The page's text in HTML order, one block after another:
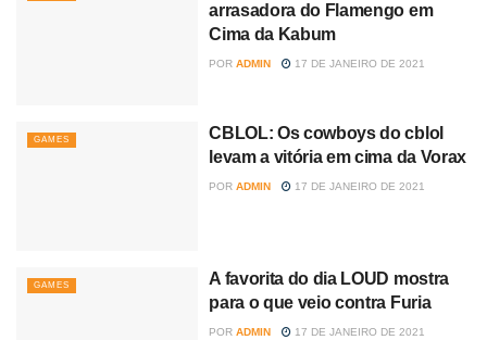
arrasadora do Flamengo em
Cima da Kabum
POR ADMIN 17 DE JANEIRO DE 2021
GAMES
CBLOL: Os cowboys do cblol
levam a vitória em cima da Vorax
POR ADMIN 17 DE JANEIRO DE 2021
GAMES
A favorita do dia LOUD mostra
para o que veio contra Furia
POR ADMIN 17 DE JANEIRO DE 2021